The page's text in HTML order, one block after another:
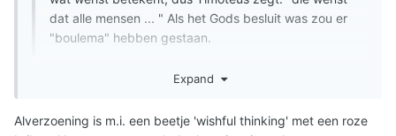
dat alle mensen ... " Als het Gods besluit was zou er
"boulema" hebben gestaan.
Waar het mij om gaat.. als het Gods Wil of Wens is.. dan
Expand
Alverzoening is m.i. een beetje 'wishful thinking' met een roze